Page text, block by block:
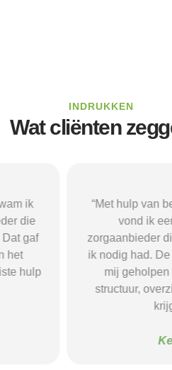
INDRUKKEN
Wat cliënten
ik
die
gaf
het
hulp
“Met hulp van
vond ik
zorgaanbieder
ik nodig had.
mij geholpen
structuur,